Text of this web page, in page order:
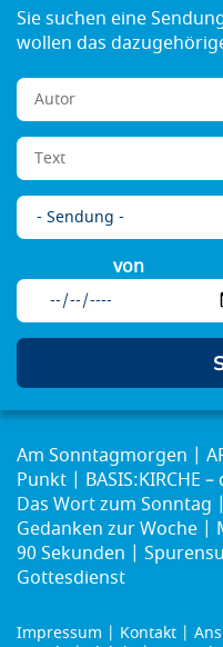
von
Am Sonntagmorgen
Punkt
BASIS:KIRCHE
Das Wort zum Sonntag
Gedanken zur Woche
90 Sekunden
Gottesdienst
Impressum Kontakt